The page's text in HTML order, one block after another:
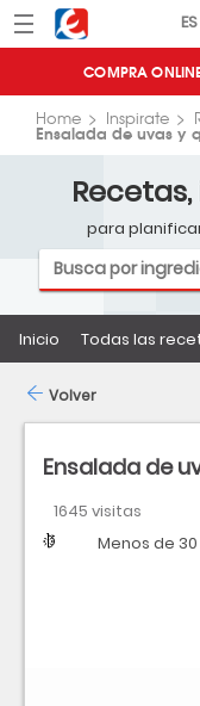
Menú Eroski
COMPRA
Home Inspirate
Ensalada de uvas y
para
Inicio Todas las
Ensalada de
1645 visitas
Dificultad
Tiempo Menos de
Volver